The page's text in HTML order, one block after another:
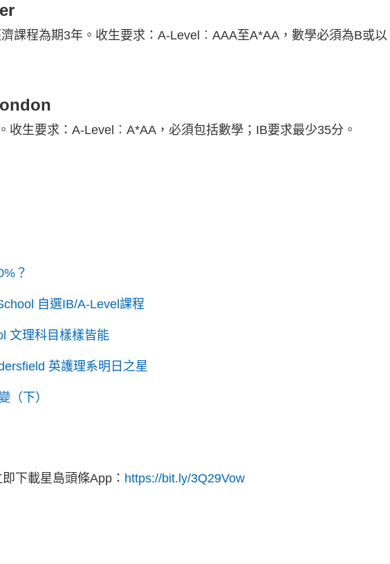
課程為期3年。收生要求：A-Level︰AAA至A*AA，數學必須為B或以
收生要求：A-Level︰A*AA，必須包括數學；IB要求最少35分。
？
自選IB/A-Level課程
文理科目樣樣皆能
英護理系明日之星
（下）
下載星島頭條App： https://bit.ly/3Q29Vow